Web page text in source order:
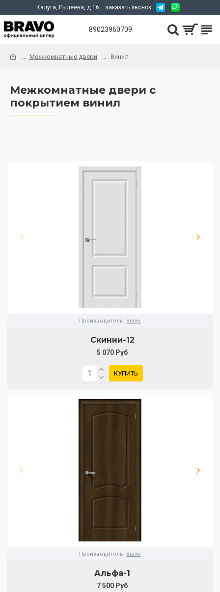
Калуга, Рылеева, д.16. заказать звонок
89023960709
Межкомнатные двери Винил
Межкомнатные двери с
покрытием винил
Производитель: Bravo
Скинни-12
5 070 Руб
КУПИТЬ
Производитель: Bravo
Альфа-1
7 500 Руб